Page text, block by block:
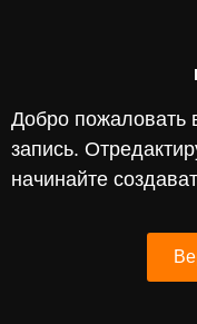
Добро пожаловать
запись.
начинайте